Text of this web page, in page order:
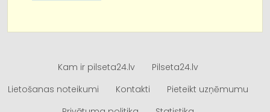
Kam ir pilseta24.lv
Pilseta24.lv
Lietošanas noteikumi
Kontakti
Pieteikt uzņēmumu